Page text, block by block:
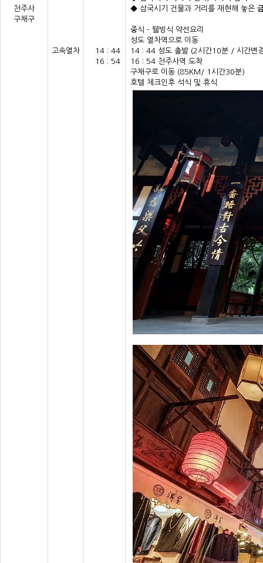
천주사
구채구
고속열차
14 : 44
16 : 54
◆ 삼국시기 건물과 거리를 재현해 놓은
중식 - 웰빙식 약선요리
성도 열차역으로 이동
14 : 44 성도 출발 (2시간10분 / 시간변
16 : 54 천주사역 도착
구채구로 이동 (85KM/ 1시간30분)
호텔 체크인후 석식 및 휴식